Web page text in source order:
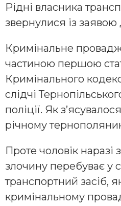
Рідні власника
звернулися із заявою
Кримінальне
частиною першою
Кримінального
слідчі
поліції. Як
річному
Проте чоловік наразі
злочину перебуває у
транспортний засіб,
кримінальному